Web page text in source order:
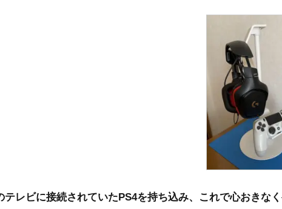
テレビに接続されていたPS4を持ち込み、これで心おきな